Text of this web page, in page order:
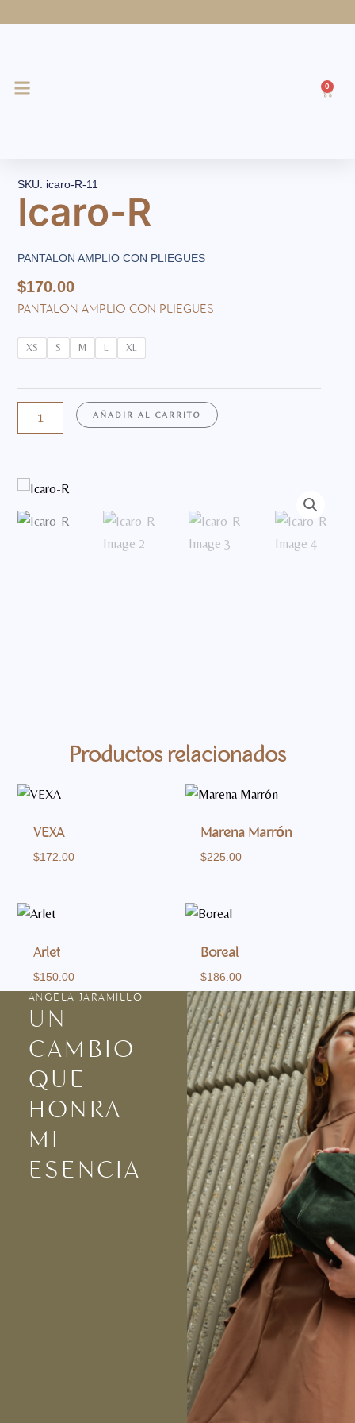
0
Cart
SKU: icaro-R-11
Icaro-R
PANTALON AMPLIO CON PLIEGUES
$170.00
PANTALON AMPLIO CON PLIEGUES
XS S M L XL
Icaro-
cantidad
AÑADIR AL CARRITO
Productos relacionados
VEXA
$172.00
Marena Marrón
$225.00
Arlet
$150.00
Boreal
$186.00
ANGELA JARAMILLO
UN
CAMBIO
QUE
HONRA
MI
ESENCIA